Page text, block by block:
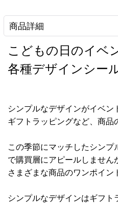
商品詳細
こどもの日のイベ
各種デザインシー
シンプルなデザインがイベン
ギフトラッピングなど、商品
この季節にマッチしたシン
で購買層にアピールしません
さまざまな商品のワンポイン
シンプルなデザインはギフ